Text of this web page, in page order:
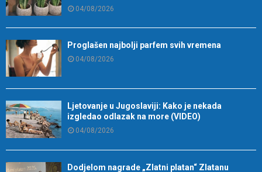
04/08/2026
Proglašen najbolji parfem svih vremena
04/08/2026
Ljetovanje u Jugoslaviji: Kako je nekada
izgledao odlazak na more (VIDEO)
04/08/2026
Dodjelom nagrade „Zlatni platan“ Zlatanu